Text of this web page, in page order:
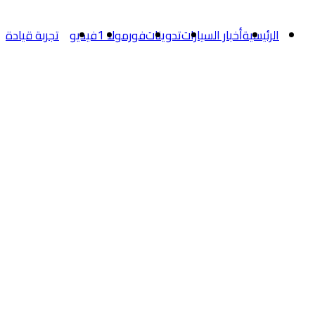
الرئيسيةأخبار السياراتتدويناتفورمولا 1 فيديو تجربة قيادة